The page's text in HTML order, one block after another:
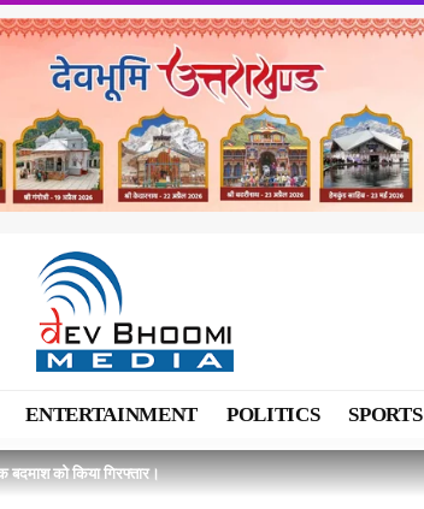
ENTERTAINMENT POLITICS SPORTS
को किया गिरफ्तार।